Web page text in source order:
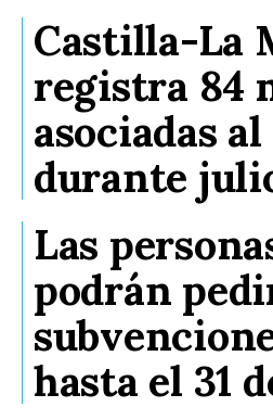
Castilla-La
registra 84
asociadas
durante
Las
podrán
hasta el 31